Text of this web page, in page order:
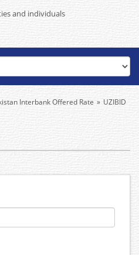
and individuals
Interbank Offered Rate UZIBID